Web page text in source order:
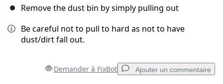
Remove the dust bin by simply pulling out
Be careful not to pull to hard as not to have
dust/dirt fall out.
Demander à FixBot Ajouter un commentaire